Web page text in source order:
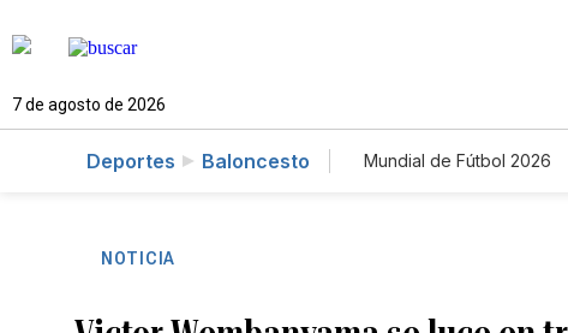
7 de agosto de 2026
Deportes Baloncesto Mundial de Fútbol 2026
NOTICIA